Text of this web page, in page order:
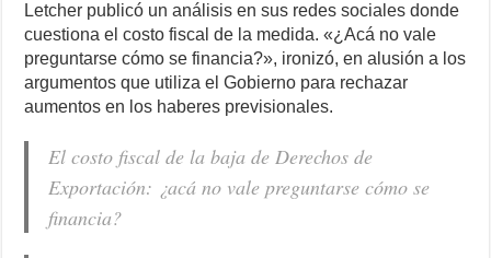
o
k
p
er
k
Letcher publicó un análisis en sus redes sociales donde
cuestiona el costo fiscal de la medida. «¿Acá no vale
preguntarse cómo se financia?», ironizó, en alusión a los
argumentos que utiliza el Gobierno para rechazar
aumentos en los haberes previsionales.
El costo fiscal de la baja de Derechos de
Exportación: ¿acá no vale preguntarse cómo se
financia?